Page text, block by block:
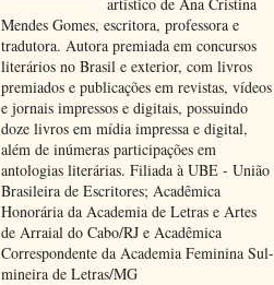
Mendes Gomes, escritora, professora e
tradutora. Autora premiada em concursos
literários no Brasil e exterior, com livros
premiados e publicações em revistas, vídeos
e jornais impressos e digitais, possuindo
doze livros em mídia impressa e digital,
além de inúmeras participações em
antologias literárias. Filiada à UBE - União
Brasileira de Escritores; Acadêmica
Honorária da Academia de Letras e Artes
de Arraial do Cabo/RJ e Acadêmica
Correspondente da Academia Feminina Sul-
mineira de Letras/MG